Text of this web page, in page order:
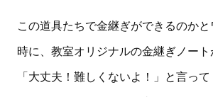
この道具たちで金継ぎができるのか
時に、教室オリジナルの金継ぎノート
「大丈夫！難しくないよ！」と言っ